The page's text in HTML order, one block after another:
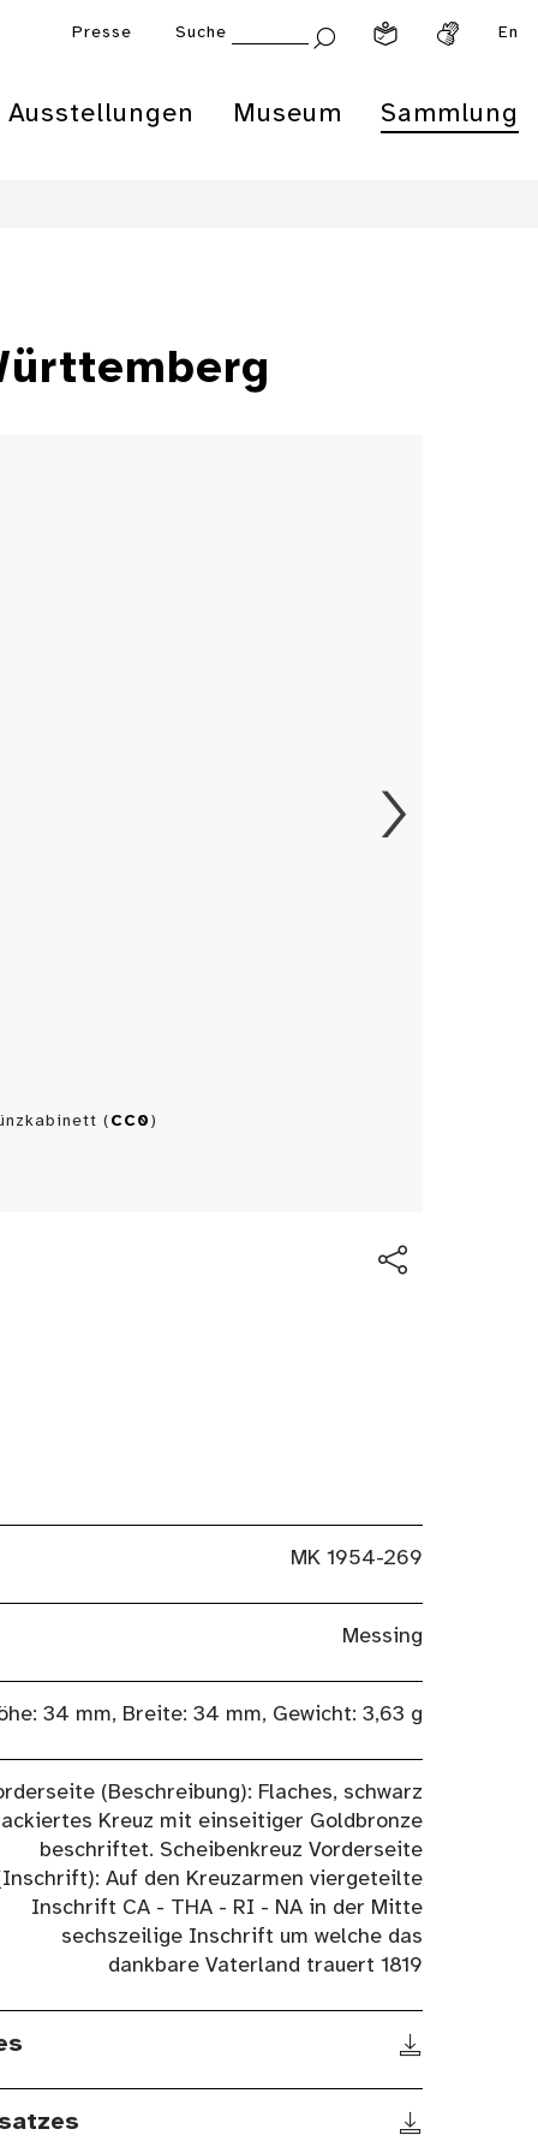
Presse Suche En
Ausstellungen Museum Sammlung
( CC0 )
MK 1954-269
Messing
34 mm, Breite: 34 mm, Gewicht: 3,63 g
(Beschreibung): Flaches, schwarz
Kreuz mit einseitiger Goldbronze
beschriftet. Scheibenkreuz Vorderseite
Auf den Kreuzarmen viergeteilte
Inschrift CA - THA - RI - NA in der Mitte
sechszeilige Inschrift um welche das
dankbare Vaterland trauert 1819